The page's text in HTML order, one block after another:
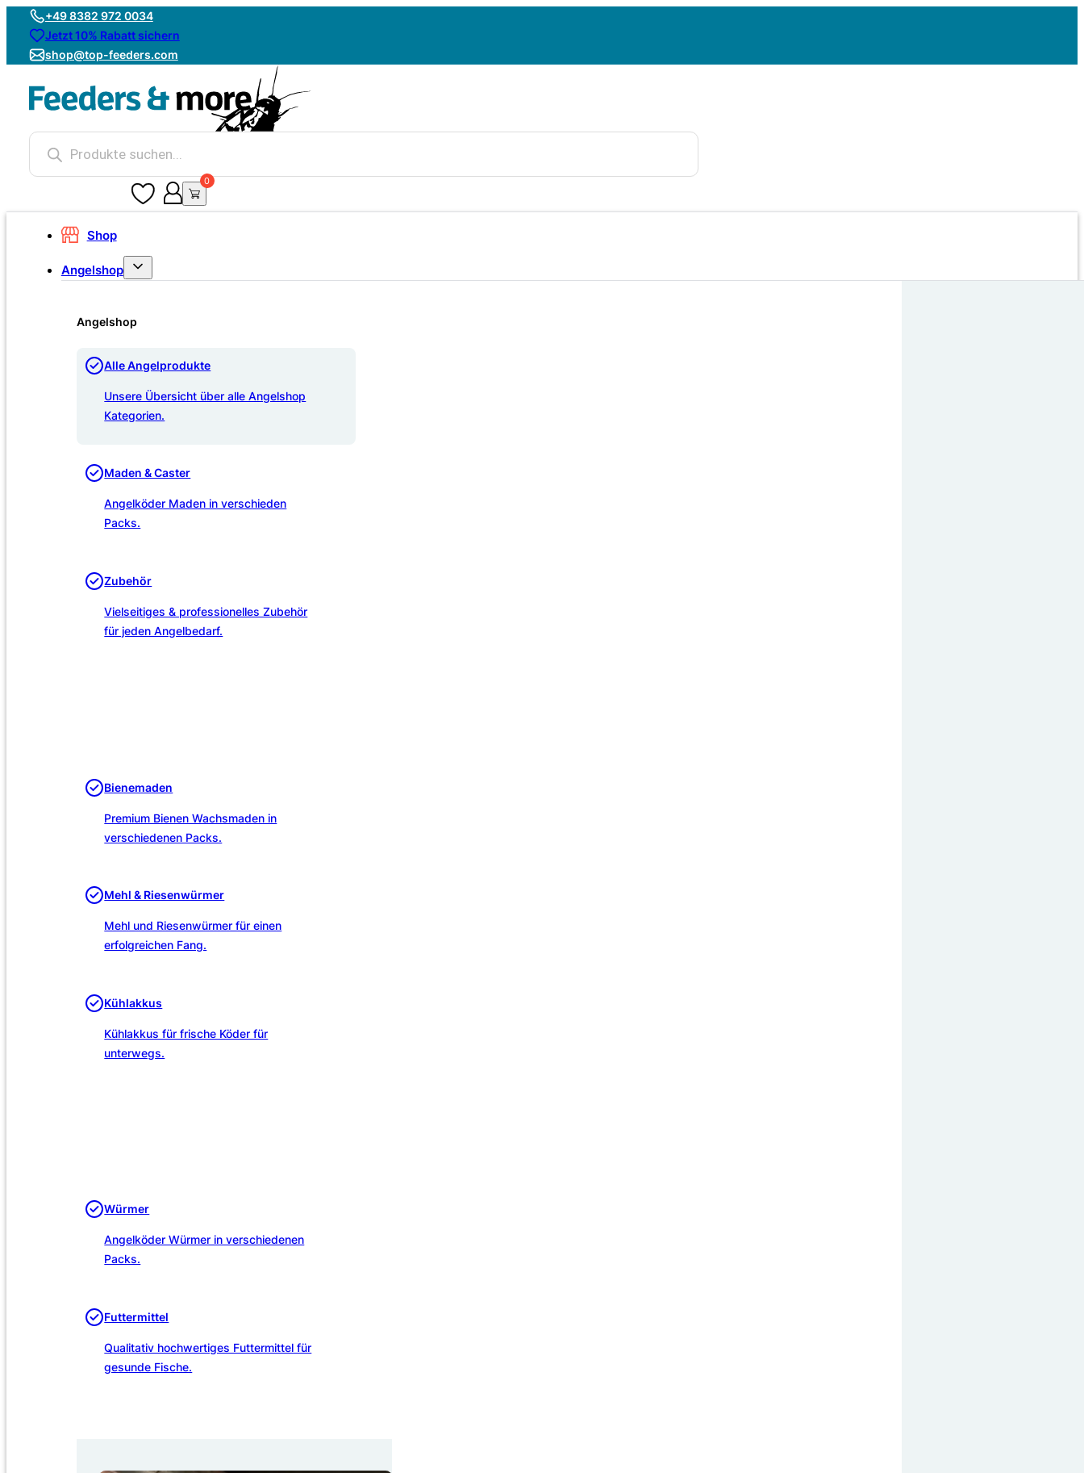
+49 8382 972 0034
Jetzt 10% Rabatt sichern
shop@top-feeders.com
Products
search
0 0
Shop
Angelshop
Angelshop
Alle Angelprodukte
Unsere Übersicht über alle Angelshop
Kategorien.
Maden & Caster
Angelköder Maden in verschieden
Packs.
Zubehör
Vielseitiges & professionelles Zubehör
für jeden Angelbedarf.
Bienemaden
Premium Bienen Wachsmaden in
verschiedenen Packs.
Mehl & Riesenwürmer
Mehl und Riesenwürmer für einen
erfolgreichen Fang.
Kühlakkus
Kühlakkus für frische Köder für
unterwegs.
Würmer
Angelköder Würmer in verschiedenen
Packs.
Futtermittel
Qualitativ hochwertiges Futtermittel für
gesunde Fische.